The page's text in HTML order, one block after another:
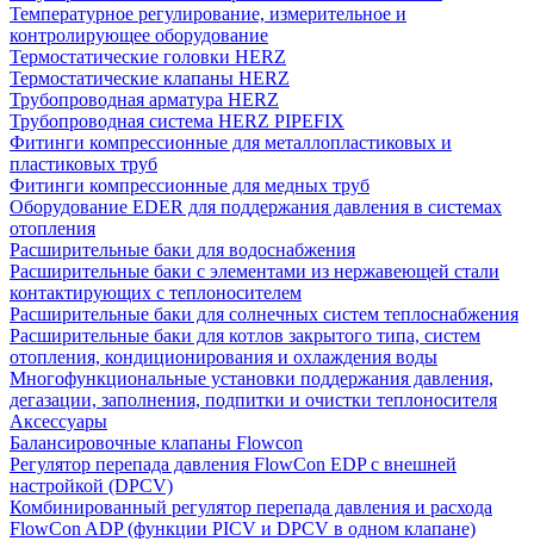
Температурное регулирование, измерительное и
контролирующее оборудование
Термостатические головки HERZ
Термостатические клапаны HERZ
Трубопроводная арматура HERZ
Трубопроводная система HERZ PIPEFIX
Фитинги компрессионные для металлопластиковых и
пластиковых труб
Фитинги компрессионные для медных труб
Оборудование EDER для поддержания давления в системах
отопления
Расширительные баки для водоснабжения
Расширительные баки с элементами из нержавеющей стали
контактирующих с теплоносителем
Расширительные баки для солнечных систем теплоснабжения
Расширительные баки для котлов закрытого типа, систем
отопления, кондиционирования и охлаждения воды
Многофункциональные установки поддержания давления,
дегазации, заполнения, подпитки и очистки теплоносителя
Аксессуары
Балансировочные клапаны Flowcon
Регулятор перепада давления FlowСon EDP с внешней
настройкой (DPCV)
Комбинированный регулятор перепада давления и расхода
FlowСon ADP (функции PICV и DPCV в одном клапане)